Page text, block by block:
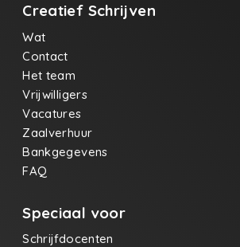
Creatief Schrijven
Wat
Contact
Het team
Vrijwilligers
Vacatures
Zaalverhuur
Bankgegevens
FAQ
Speciaal voor
Schrijfdocenten